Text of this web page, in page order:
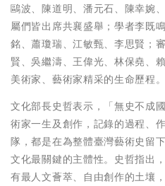
鷗波、陳道明、潘元石、陳幸婉
屬們皆出席共襄盛舉；學者李既
銘、蕭瓊瑞、江敏甄、李思賢；
賢、吳繼濤、王偉光、林保堯、
美術家、藝術家精采的生命歷程。
文化部長史哲表示，「無史不成
術家一生及創作，記錄的過程、
隊，都是在為整體臺灣藝術史留
文化最關鍵的主體性。史哲指出
有最人文薈萃、自由創作的土壤